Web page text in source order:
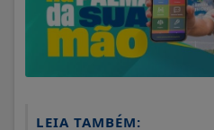
LEIA TAMBÉM: